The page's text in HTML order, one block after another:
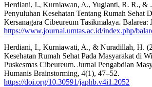
Herdiani, I., Kurniawan, A., Yugianti, R. R., &
Penyuluhan Kesehatan Tentang Rumah Sehat
Kersanagara Cibeureum Tasikmalaya.
https://www.journal.umtas.ac.id/index.php/
Herdiani, I., Kurniawati, A., & Nuradillah, H.
Kesehatan Rumah Sehat Pada Masyarakat di
Puskesmas Cibeureum. Jurnal Pengabdian
Humanis Brainstorming, 4(1), 47–52.
https://doi.org/10.30591/japhb.v4i1.2052